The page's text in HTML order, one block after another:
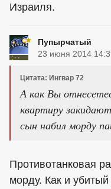
Израиля.
Пупырчатый
23 июня 2014
Цитата: Ингвар 72
А как Вы
квартиру
сын набил морду
Противотанковая
морду. Как и